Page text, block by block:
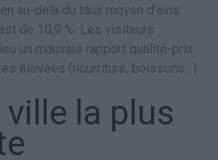
au-delà du taux moyen d’avis
de 10,9 %. Les visiteurs
un mauvais rapport qualité-prix
élevées (nourriture, boissons…).
la plus